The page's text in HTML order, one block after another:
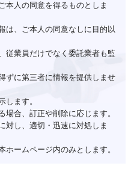
本人の同意を得るものとしま
は、ご本人の同意なしに目的以
従業員だけでなく委託業者も監
ずに第三者に情報を提供しませ
します。
合、訂正や削除に応じます。
対し、適切・迅速に対処しま
ームページ内のみとします。